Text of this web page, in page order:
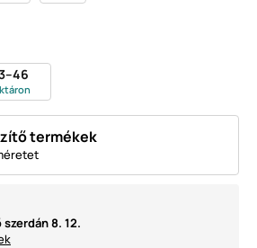
termékek
szerdán 8. 12.